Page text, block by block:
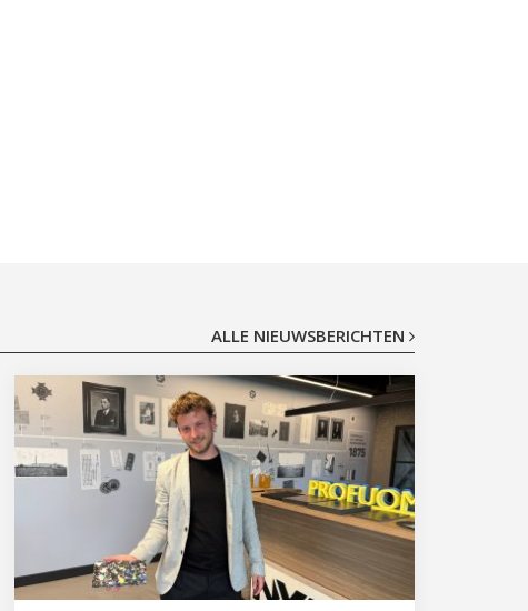
ALLE NIEUWSBERICHTEN